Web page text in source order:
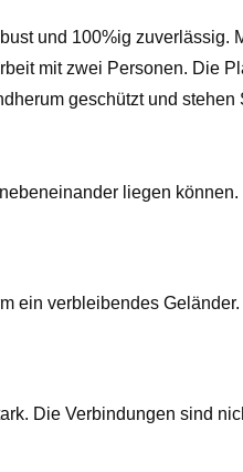
und 100%ig zuverlässig.
mit zwei Personen. Die
geschützt und stehen
liegen
ein verbleibendes
Die Verbindungen sind